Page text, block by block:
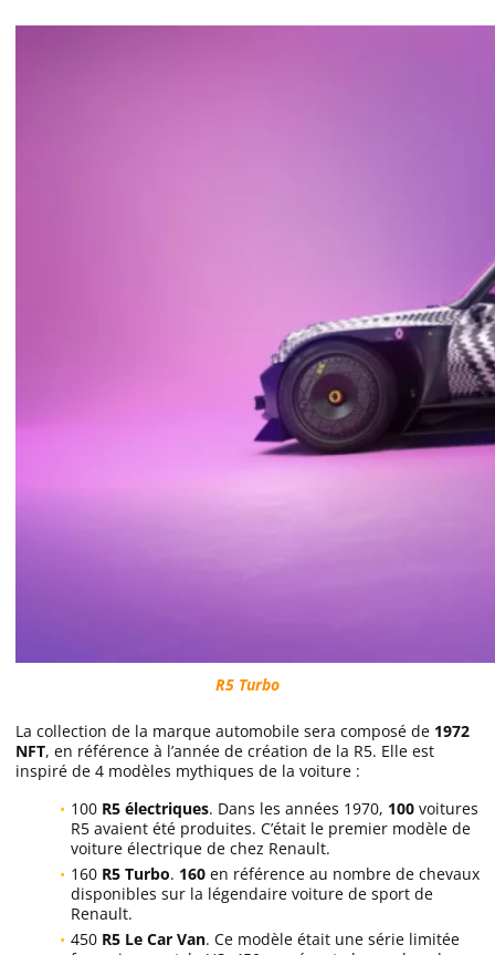
R5 Turbo
La collection de la marque automobile sera composé de 1972
NFT, en référence à l’année de création de la R5. Elle est
inspiré de 4 modèles mythiques de la voiture :
100 R5 électriques. Dans les années 1970, 100 voitures
R5 avaient été produites. C’était le premier modèle de
voiture électrique de chez Renault.
160 R5 Turbo. 160 en référence au nombre de chevaux
disponibles sur la légendaire voiture de sport de
Renault.
450 R5 Le Car Van. Ce modèle était une série limitée